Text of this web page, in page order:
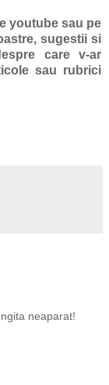
youtube sau pe
sugestii si
care v-ar
sau rubrici
neaparat!